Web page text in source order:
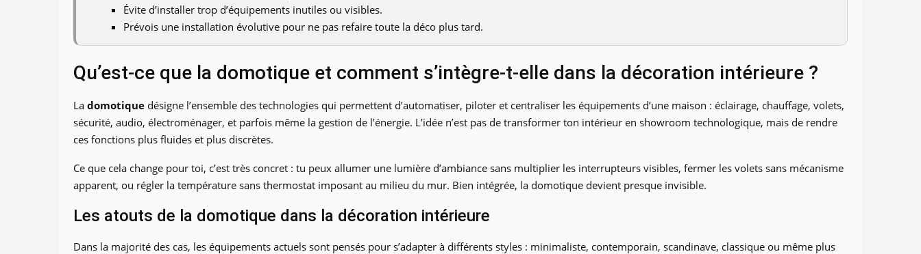
Évite d’installer trop d’équipements inutiles ou visibles.
Prévois une installation évolutive pour ne pas refaire toute la déco plus tard.
Qu’est-ce que la domotique et comment s’intègre-t-elle dans la décoration intérieure ?
La domotique désigne l’ensemble des technologies qui permettent d’automatiser, piloter et centraliser les équipements d’une maison : éclairage, chauffage, volets,
sécurité, audio, électroménager, et parfois même la gestion de l’énergie. L’idée n’est pas de transformer ton intérieur en showroom technologique, mais de rendre
ces fonctions plus fluides et plus discrètes.
Ce que cela change pour toi, c’est très concret : tu peux allumer une lumière d’ambiance sans multiplier les interrupteurs visibles, fermer les volets sans mécanisme
apparent, ou régler la température sans thermostat imposant au milieu du mur. Bien intégrée, la domotique devient presque invisible.
Les atouts de la domotique dans la décoration intérieure
Dans la majorité des cas, les équipements actuels sont pensés pour s’adapter à différents styles : minimaliste, contemporain, scandinave, classique ou même plus